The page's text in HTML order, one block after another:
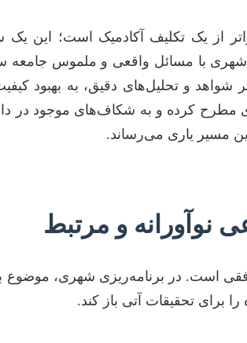
از یک تکلیف آکادمیک است؛
شهری با مسائل واقعی و ملموس جامعه
بر شواهد و تحلیل‌های دقیق، به
مطرح کرده و به شکاف‌های موجود در
مسیر یاری می‌رساند.
نوآورانه و مرتبط
است. در برنامه‌ریزی شهری، موضوع
برای تحقیقات آتی باز کند.